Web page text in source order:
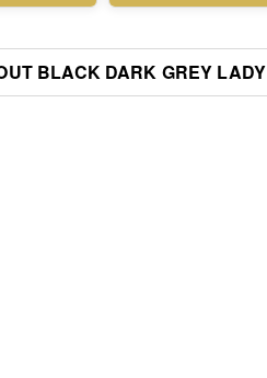
BLACK DARK GREY LADY